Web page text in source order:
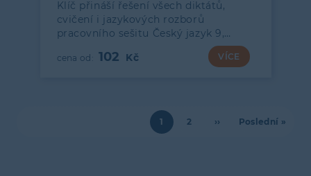
Klíč přináší řešení všech diktátů,
cvičení i jazykových rozborů
pracovního sešitu Český jazyk 9,…
102 VÍCE
Aktuální
1 Page
2
Následující
››
Poslední
Poslední »